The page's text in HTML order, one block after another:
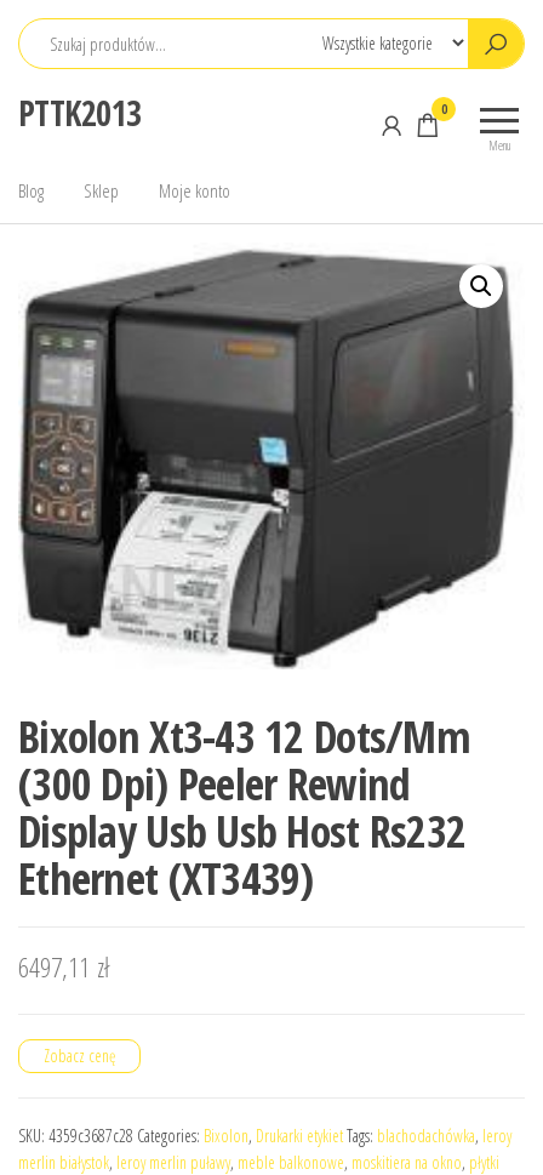
Przejdź
PTTK2013
Menu
0
Blog Sklep Moje konto
Bixolon Xt3-43 12 Dots/Mm
(300 Dpi) Peeler Rewind
Display Usb Usb Host Rs232
Ethernet (XT3439)
6497,11 zł
Zobacz cenę
SKU: 4359c3687c28 Categories: Bixolon, Drukarki etykietTags: blachodachówka, leroy
merlin białystok, leroy merlin puławy, meble balkonowe, moskitiera na okno, płytki